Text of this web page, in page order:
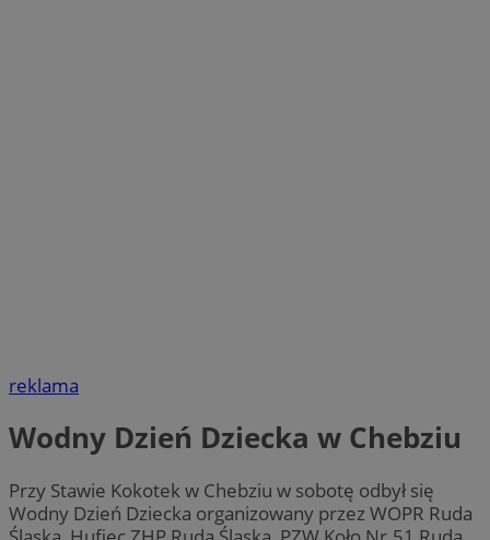
reklama
Wodny Dzień Dziecka w Chebziu
Przy Stawie Kokotek w Chebziu w sobotę odbył się
Wodny Dzień Dziecka organizowany przez WOPR Ruda